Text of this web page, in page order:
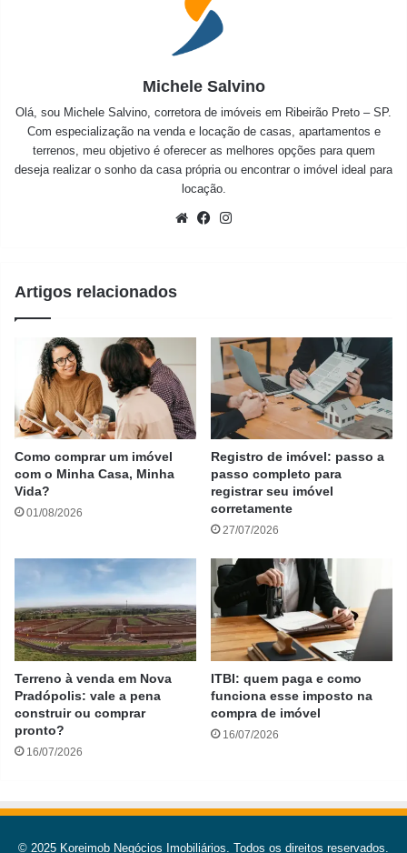
Michele Salvino
Olá, sou Michele Salvino, corretora de imóveis em Ribeirão Preto – SP.
Com especialização na venda e locação de casas, apartamentos e
terrenos, meu objetivo é oferecer as melhores opções para quem
deseja realizar o sonho da casa própria ou encontrar o imóvel ideal para
locação.
WebsiteFacebook
Artigos relacionados
Como comprar um imóvel
com o Minha Casa, Minha
Vida?
01/08/2026
Registro de imóvel: passo a
passo completo para
registrar seu imóvel
corretamente
27/07/2026
Terreno à venda em Nova
Pradópolis: vale a pena
construir ou comprar
pronto?
16/07/2026
ITBI: quem paga e como
funciona esse imposto na
compra de imóvel
16/07/2026
© 2025 Koreimob Negócios Imobiliários. Todos os direitos reservados.